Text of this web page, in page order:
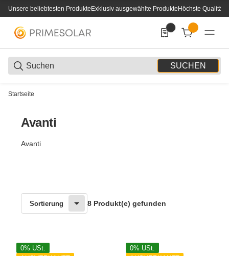
Unsere beliebtesten ProdukteExklusiv ausgewählte ProdukteHöchste Qualität
SUCHEN
0 Produkte in der
Startseite
Avanti
Avanti
Sortierung 8 Produkt(e) gefunden
0% USt.
0% USt.